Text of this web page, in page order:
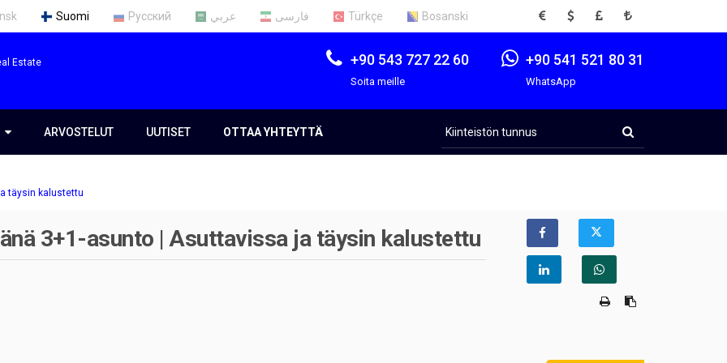
Suomi Русский عربي فارسی Türkçe Bosanski EUR USD GBP TRY
Estate +90 543 727 22 60
Soita meille
+90 541 521 80 31
WhatsApp
ARVOSTELUT UUTISET OTTAA YHTEYTTÄ
tunnus
täysin kalustettu
3+1-asunto | Asuttavissa ja täysin kalustettu